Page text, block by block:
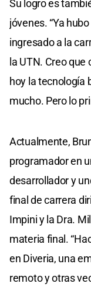
Su logro es
jóvenes. “Ya
ingresado a la
la UTN. Creo que
hoy la tecnología
mucho. Pero lo
Actualmente,
programador en
desarrollador y
final de carrera
Impini y la Dra.
materia final.
en Diveria, una
remoto y otras